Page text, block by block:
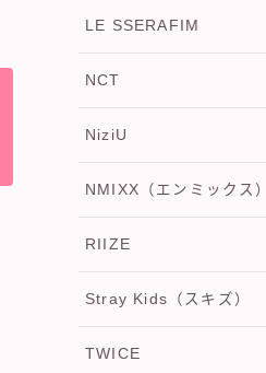
LE SSERAFIM
NCT
NiziU
NMIXX（エンミックス）
RIIZE
Stray Kids（スキズ）
TWICE